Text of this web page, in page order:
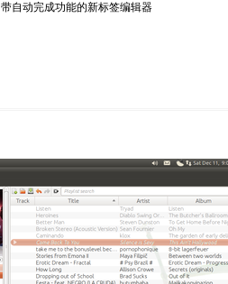
带自动完成功能的新标签编辑器